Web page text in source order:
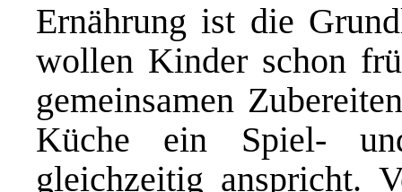
Ernährung ist die
wollen Kinder schon
gemeinsamen
Küche ein Spiel-
gleichzeitig anspricht.